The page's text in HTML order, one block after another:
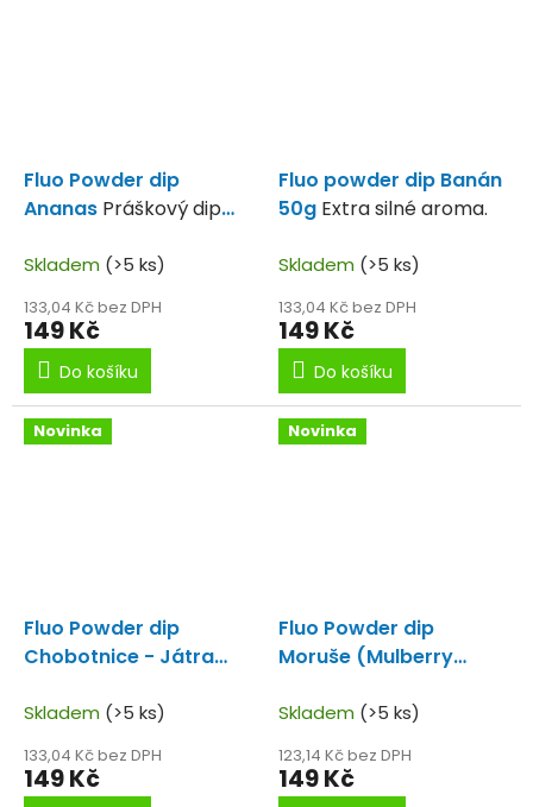
Fluo Powder dip
Ananas Práškový dip
Skladem (>5 ks)
133,04 Kč bez DPH
149 Kč
Do košíku
Fluo powder dip Banán
50g Extra silné aroma.
Skladem (>5 ks)
133,04 Kč bez DPH
149 Kč
Do košíku
Novinka
Fluo Powder dip
Chobotnice - Játra
a játry.
Skladem (>5 ks)
133,04 Kč bez DPH
149 Kč
Novinka
Fluo Powder dip
Moruše (Mulberry
dip Moruše.
Skladem (>5 ks)
123,14 Kč bez DPH
149 Kč